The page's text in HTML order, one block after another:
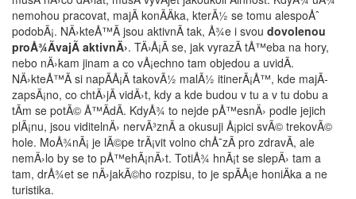
nemohou pracovat, majÃ­ konÃ­Äka, kterÃ½ se tomu alespoÅˆ
podobÃ¡. NÄ›kteÅ™Ã­ jsou aktivnÃ­ tak, Å¾e i svou dovolenou
proÅ¾Ã­vajÃ­ aktivnÄ›. TÄ›Å¡Ã­ se, jak vyrazÃ­ tÅ™eba na hory,
nebo nÄ›kam jinam a co vÅ¡echno tam objedou a uvidÃ­.
NÄ›kteÅ™Ã­ si napÃ­Å¡Ã­ takovÃ½ malÃ½ itinerÃ¡Å™, kde majÃ­
zapsÃ¡no, co chtÄ›jÃ­ vidÄ›t, kdy a kde budou v tu a v tu dobu a
tÃ­m se potÃ© Å™Ã­dÃ­. KdyÅ¾ to nejde pÅ™esnÄ› podle jejich
plÃ¡nu, jsou viditelnÄ› nervÃ³znÃ­ a okusuji Å¡pici svÃ© trekovÃ©
hole. MoÅ¾nÃ¡ je lÃ©pe trÃ¡vit volno chÅ¯zÃ­ pro zdravÃ­, ale
nemÄ›lo by se to pÅ™ehÃ¡nÄ›t. TotiÅ¾ hnÃ¡t se slepÄ› tam a
tam, drÅ¾et se nÄ›jakÃ©ho rozpisu, to je spÃ­Å¡e honiÄka a ne
turistika.